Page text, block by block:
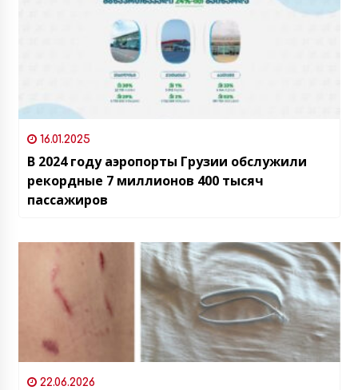
16.01.2025
В 2024 году аэропорты Грузии обслужили
рекордные 7 миллионов 400 тысяч
пассажиров
22.06.2026